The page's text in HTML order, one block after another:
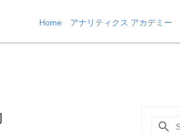
Home アナリティクス アカデミー